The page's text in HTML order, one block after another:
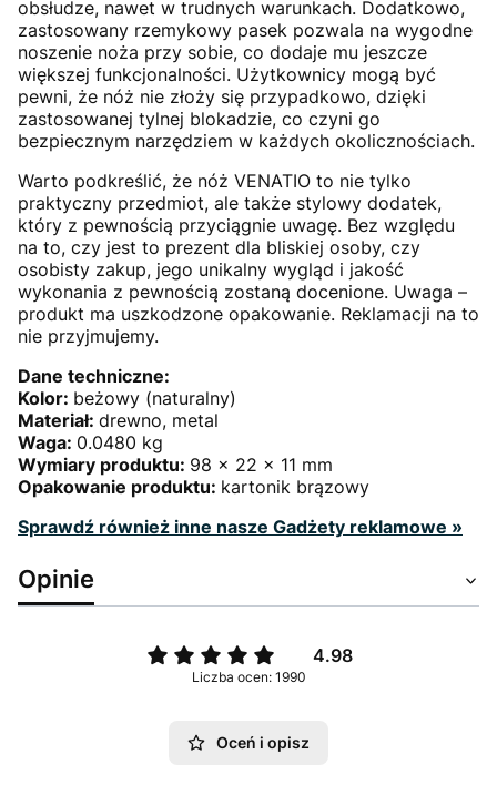
obsłudze, nawet w trudnych warunkach. Dodatkowo,
zastosowany rzemykowy pasek pozwala na wygodne
noszenie noża przy sobie, co dodaje mu jeszcze
większej funkcjonalności. Użytkownicy mogą być
pewni, że nóż nie złoży się przypadkowo, dzięki
zastosowanej tylnej blokadzie, co czyni go
bezpiecznym narzędziem w każdych okolicznościach.
Warto podkreślić, że nóż VENATIO to nie tylko
praktyczny przedmiot, ale także stylowy dodatek,
który z pewnością przyciągnie uwagę. Bez względu
na to, czy jest to prezent dla bliskiej osoby, czy
osobisty zakup, jego unikalny wygląd i jakość
wykonania z pewnością zostaną docenione. Uwaga –
produkt ma uszkodzone opakowanie. Reklamacji na to
nie przyjmujemy.
Dane techniczne:
Kolor: beżowy (naturalny)
Materiał: drewno, metal
Waga: 0.0480 kg
Wymiary produktu: 98 x 22 x 11 mm
Opakowanie produktu: kartonik brązowy
Sprawdź również inne nasze Gadżety reklamowe »
Opinie
4.98
Liczba ocen: 1990
Oceń i opisz